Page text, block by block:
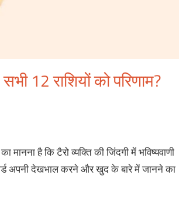
12 राशियों को परिणाम?
मानना है कि टैरो व्यक्ति की जिंदगी में भविष्यवाणी
अपनी देखभाल करने और खुद के बारे में जानने का